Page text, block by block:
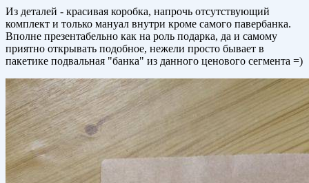
Из деталей - красивая коробка, напрочь отсутствующий
комплект и только мануал внутри кроме самого павербанка.
Вполне презентабельно как на роль подарка, да и самому
приятно открывать подобное, нежели просто бывает в
пакетике подвальная "банка" из данного ценового сегмента =)